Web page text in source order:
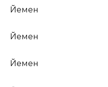
Йемен
Йемен
Йемен